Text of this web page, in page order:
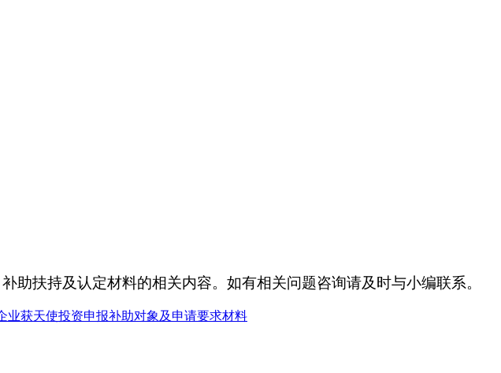
扶持及认定材料的相关内容。如有相关问题咨询请及时与小编联系。
业获天使投资申报补助对象及申请要求材料